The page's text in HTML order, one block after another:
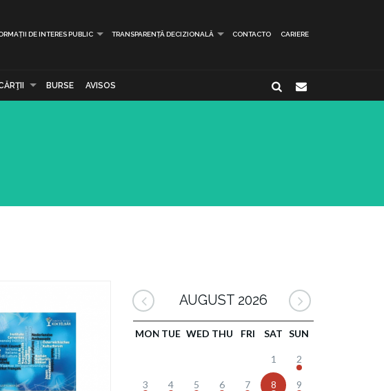
DE INTERES PUBLIC TRANSPARENȚĂ DECIZIONALĂ CONTACTO CARIERE
BURSE AVISOS
AUGUST 2026
MON TUE WED THU FRI SAT SUN
1 2
3 4 5 6 7 8 9